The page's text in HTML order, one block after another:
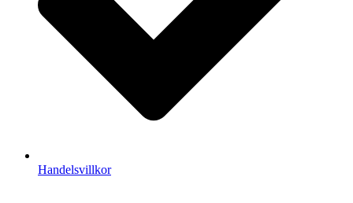
Handelsvillkor